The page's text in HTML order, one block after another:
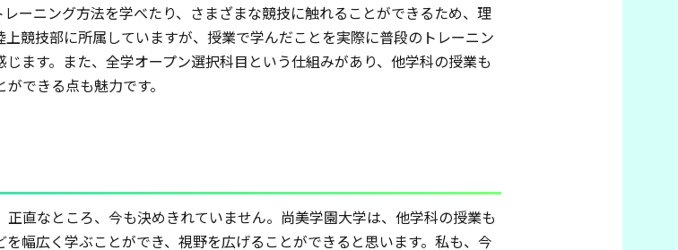
ーニング方法を学べたり、さまざまな競技に触れることができるため、理
競技部に所属していますが、授業で学んだことを実際に普段のトレーニン
ます。また、全学オープン選択科目という仕組みがあり、他学科の授業も
できる点も魅力です。
直なところ、今も決めきれていません。尚美学園大学は、他学科の授業も
幅広く学ぶことができ、視野を広げることができると思います。私も、今